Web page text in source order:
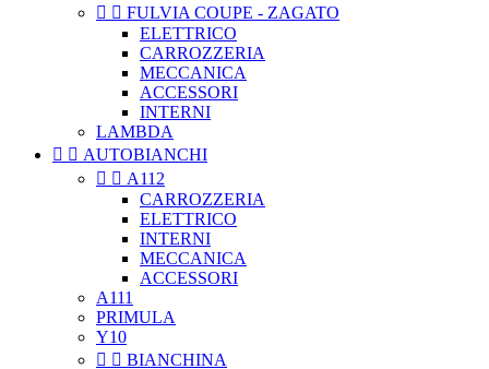
  FULVIA COUPE - ZAGATO
ELETTRICO
CARROZZERIA
MECCANICA
ACCESSORI
INTERNI
LAMBDA
  AUTOBIANCHI
  A112
CARROZZERIA
ELETTRICO
INTERNI
MECCANICA
ACCESSORI
A111
PRIMULA
Y10
  BIANCHINA